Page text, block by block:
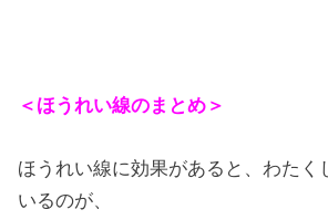
＜ほうれい線のまとめ＞
ほうれい線に効果があると、わたく
いるのが、